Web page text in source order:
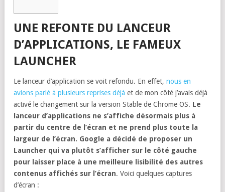
UNE REFONTE DU LANCEUR
D’APPLICATIONS, LE FAMEUX
LAUNCHER
Le lanceur d’application se voit refondu. En effet, nous en
avions parlé à plusieurs reprises déjà et de mon côté j’avais déjà
activé le changement sur la version Stable de Chrome OS. Le
lanceur d’applications ne s’affiche désormais plus à
partir du centre de l’écran et ne prend plus toute la
largeur de l’écran. Google a décidé de proposer un
Launcher qui va plutôt s’afficher sur le côté gauche
pour laisser place à une meilleure lisibilité des autres
contenus affichés sur l’écran. Voici quelques captures
d’écran :